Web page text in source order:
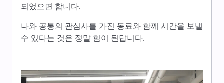
되었으면 합니다.
나와 공통의 관심사를 가진 동료와 함께 시간을 보낼
수 있다는 것은 정말 힘이 된답니다.